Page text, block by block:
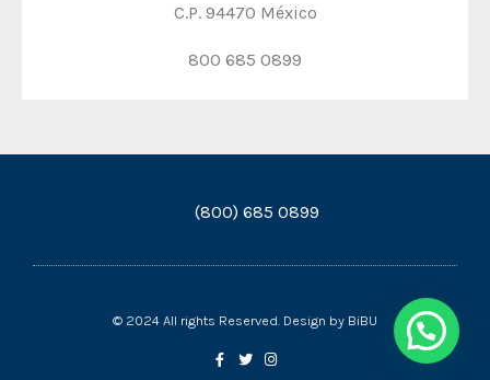
C.P. 94470 México
800 685 0899
(800) 685 0899
© 2024 All rights Reserved. Design by BiBU